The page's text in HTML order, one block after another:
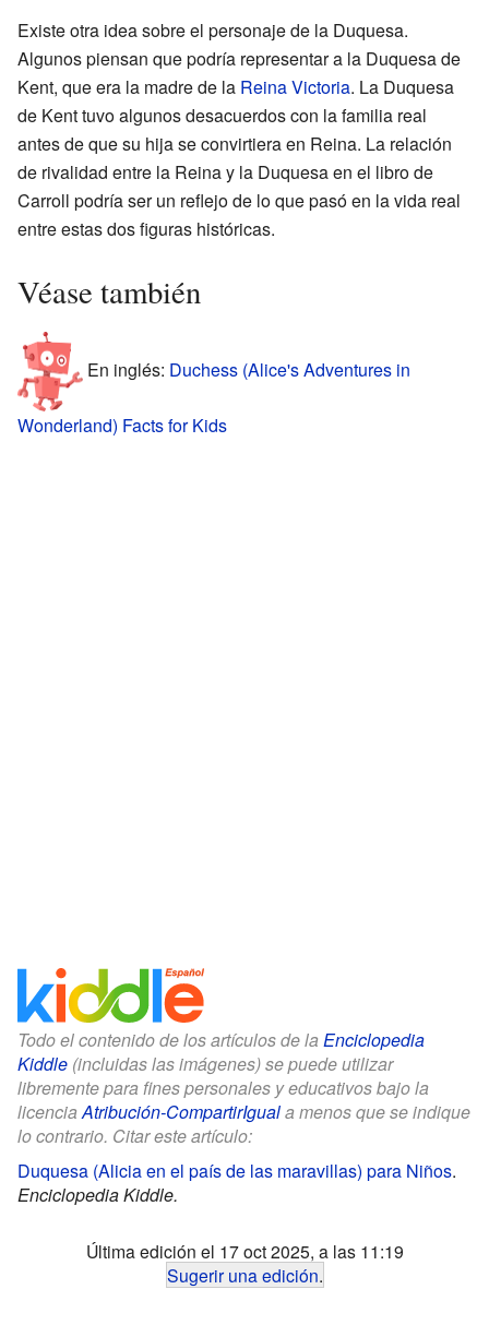
Existe otra idea sobre el personaje de la Duquesa.
Algunos piensan que podría representar a la Duquesa de
Kent, que era la madre de la Reina Victoria. La Duquesa
de Kent tuvo algunos desacuerdos con la familia real
antes de que su hija se convirtiera en Reina. La relación
de rivalidad entre la Reina y la Duquesa en el libro de
Carroll podría ser un reflejo de lo que pasó en la vida real
entre estas dos figuras históricas.
Véase también
En inglés: Duchess (Alice's Adventures in
Wonderland) Facts for Kids
Todo el contenido de los artículos de la Enciclopedia
Kiddle (incluidas las imágenes) se puede utilizar
libremente para fines personales y educativos bajo la
licenciaAtribución-CompartirIguala menos que se indique
lo contrario. Citar este artículo:
Duquesa (Alicia en el país de las maravillas) para Niños.
Enciclopedia Kiddle.
Última edición el 17 oct 2025, a las 11:19
Sugerir una edición.